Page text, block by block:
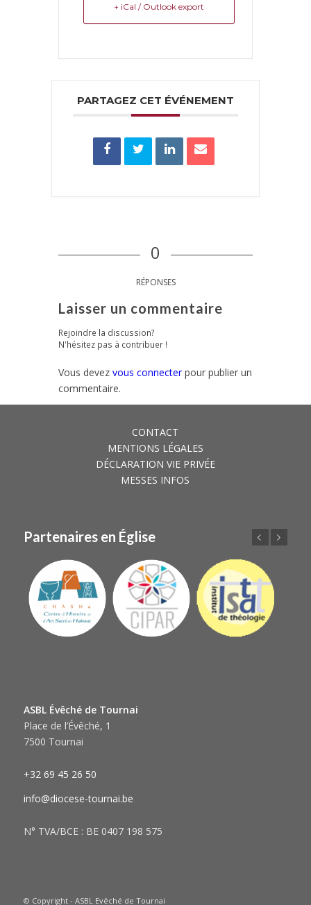
+ iCal / Outlook export
PARTAGEZ CET ÉVÉNEMENT
0
RÉPONSES
Laisser un commentaire
Rejoindre la discussion?
N'hésitez pas à contribuer !
Vous devez vous connecterpour publier un
commentaire.
CONTACT
MENTIONS LÉGALES
DÉCLARATION VIE PRIVÉE
MESSES INFOS
Partenaires en Église
ASBL Évêché de Tournai
Place de l’Évêché, 1
7500 Tournai
+32 69 45 26 50
info@diocese-tournai.be
N° TVA/BCE : BE 0407 198 575
© Copyright - ASBL Evêché de Tournai